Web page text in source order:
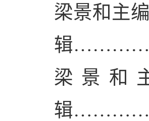
梁景和主
辑
梁景和
辑